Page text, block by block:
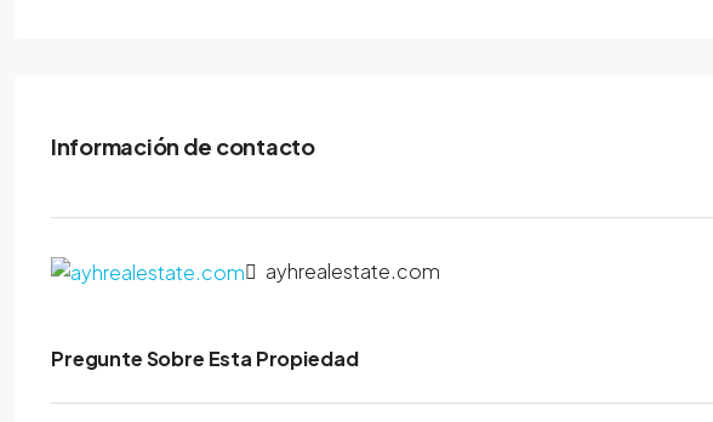
Información de contacto
ayhrealestate.com
Pregunte Sobre Esta Propiedad